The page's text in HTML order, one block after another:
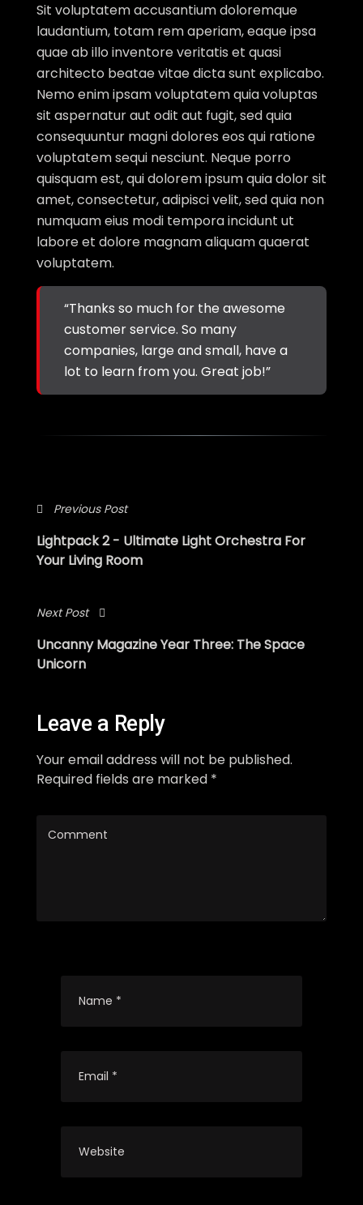
Sit voluptatem accusantium doloremque
laudantium, totam rem aperiam, eaque ipsa
quae ab illo inventore veritatis et quasi
architecto beatae vitae dicta sunt explicabo.
Nemo enim ipsam voluptatem quia voluptas
sit aspernatur aut odit aut fugit, sed quia
consequuntur magni dolores eos qui ratione
voluptatem sequi nesciunt. Neque porro
quisquam est, qui dolorem ipsum quia dolor sit
amet, consectetur, adipisci velit, sed quia non
numquam eius modi tempora incidunt ut
labore et dolore magnam aliquam quaerat
voluptatem.
“Thanks so much for the awesome
customer service. So many
companies, large and small, have a
lot to learn from you. Great job!”
Previous Post
Lightpack 2 - Ultimate Light Orchestra For
Your Living Room
Next Post
Uncanny Magazine Year Three: The Space
Unicorn
Leave a Reply
Your email address will not be published.
Required fields are marked *